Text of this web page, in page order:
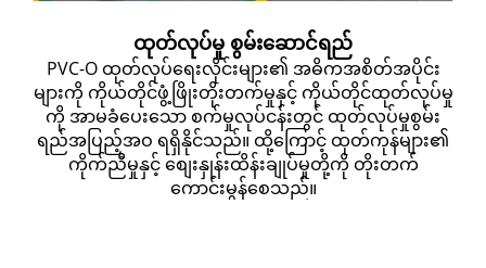
ထုတ်လုပ်မှု စွမ်းဆောင်ရည်
PVC-O ထုတ်လုပ်ရေးလိုင်းများ၏ အဓိကအစိတ်အပိုင်း
များကို ကိုယ်တိုင်ဖွံ့ဖြိုးတိုးတက်မှုနှင့် ကိုယ်တိုင်ထုတ်လုပ်မှု
ကို အာမခံပေးသော စက်မှုလုပ်ငန်းတွင် ထုတ်လုပ်မှုစွမ်း
ရည်အပြည့်အဝ ရရှိနိုင်သည်။ ထို့ကြောင့် ထုတ်ကုန်များ၏
ကိုက်ညီမှုနှင့် စျေးနှုန်းထိန်းချုပ်မှုတို့ကို တိုးတက်
ကောင်းမွန်စေသည်။